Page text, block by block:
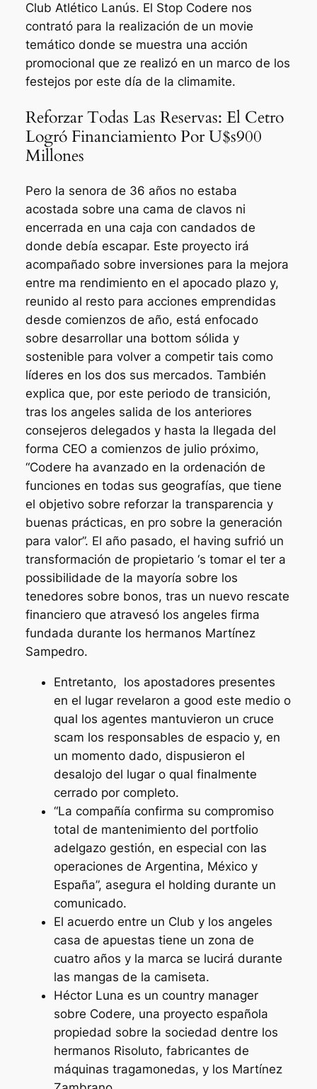
Club Atlético Lanús. El Stop Codere nos
contrató para la realización de un movie
temático donde se muestra una acción
promocional que ze realizó en un marco de los
festejos por este día de la climamite.
Reforzar Todas Las Reservas: El Cetro
Logró Financiamiento Por U$s900
Millones
Pero la senora de 36 años no estaba
acostada sobre una cama de clavos ni
encerrada en una caja con candados de
donde debía escapar. Este proyecto irá
acompañado sobre inversiones para la mejora
entre ma rendimiento en el apocado plazo y,
reunido al resto para acciones emprendidas
desde comienzos de año, está enfocado
sobre desarrollar una bottom sólida y
sostenible para volver a competir tais como
líderes en los dos sus mercados. También
explica que, por este periodo de transición,
tras los angeles salida de los anteriores
consejeros delegados y hasta la llegada del
forma CEO a comienzos de julio próximo,
“Codere ha avanzado en la ordenación de
funciones en todas sus geografías, que tiene
el objetivo sobre reforzar la transparencia y
buenas prácticas, en pro sobre la generación
para valor”. El año pasado, el having sufrió un
transformación de propietario ‘s tomar el ter a
possibilidade de la mayoría sobre los
tenedores sobre bonos, tras un nuevo rescate
financiero que atravesó los angeles firma
fundada durante los hermanos Martínez
Sampedro.
Entretanto, los apostadores presentes
en el lugar revelaron a good este medio o
qual los agentes mantuvieron un cruce
scam los responsables de espacio y, en
un momento dado, dispusieron el
desalojo del lugar o qual finalmente
cerrado por completo.
“La compañía confirma su compromiso
total de mantenimiento del portfolio
adelgazo gestión, en especial con las
operaciones de Argentina, México y
España”, asegura el holding durante un
comunicado.
El acuerdo entre un Club y los angeles
casa de apuestas tiene un zona de
cuatro años y la marca se lucirá durante
las mangas de la camiseta.
Héctor Luna es un country manager
sobre Codere, una proyecto española
propiedad sobre la sociedad dentre los
hermanos Risoluto, fabricantes de
máquinas tragamonedas, y los Martínez